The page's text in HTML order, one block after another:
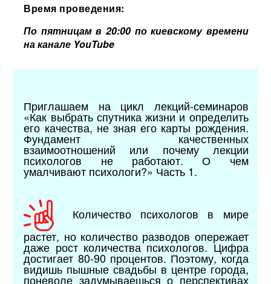
Время проведения:
По пятницам в 20:00 по киевскому времени
на канале YouTube
Приглашаем на цикл лекций-семинаров
«Как выбрать спутника жизни и определить
его качества, не зная его карты рождения.
Фундамент качественных
взаимоотношений или почему лекции
психологов не работают. О чем
умалчивают психологи?» Часть 1.
Количество психологов в мире
растет, но количество разводов опережает
даже рост количества психологов. Цифра
достигает 80-90 процентов. Поэтому, когда
видишь пышные свадьбы в центре города,
поневоле задумываешься о перспективах